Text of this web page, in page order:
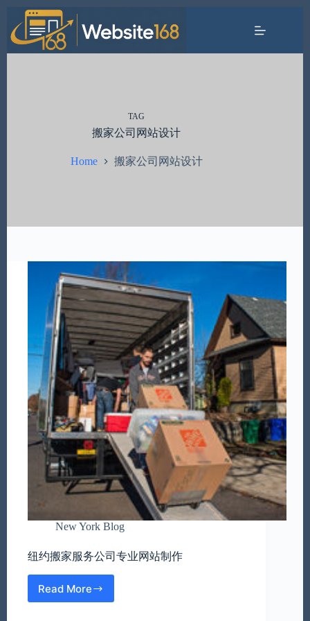
Skip
content
TAG
搬家公司网站设计
Home 搬家公司网站设计
New York Blog
纽约搬家服务公司专业网站制作
Read More
纽